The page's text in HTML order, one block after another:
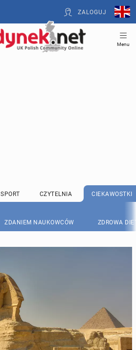
ZALOGUJ
Menu
SPORT CZYTELNIA CIEKAWOSTKI
ZDANIEM NAUKOWCÓW ZDROWA